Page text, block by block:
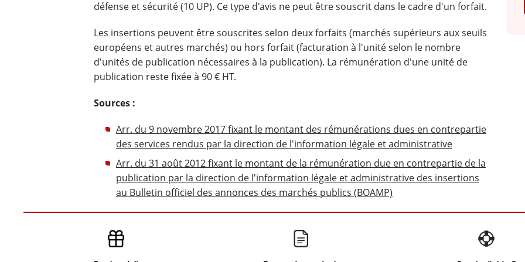
défense et sécurité (10 UP). Ce type d'avis ne peut être souscrit dans le cadre d'un forfait.
Les insertions peuvent être souscrites selon deux forfaits (marchés supérieurs aux seuils
européens et autres marchés) ou hors forfait (facturation à l'unité selon le nombre
d'unités de publication nécessaires à la publication). La rémunération d'une unité de
publication reste fixée à 90 € HT.
Sources :
Arr. du 9 novembre 2017 fixant le montant des rémunérations dues en contrepartie
des services rendus par la direction de l'information légale et administrative
Arr. du 31 août 2012 fixant le montant de la rémunération due en contrepartie de la
publication par la direction de l'information légale et administrative des insertions
au Bulletin officiel des annonces des marchés publics (BOAMP)